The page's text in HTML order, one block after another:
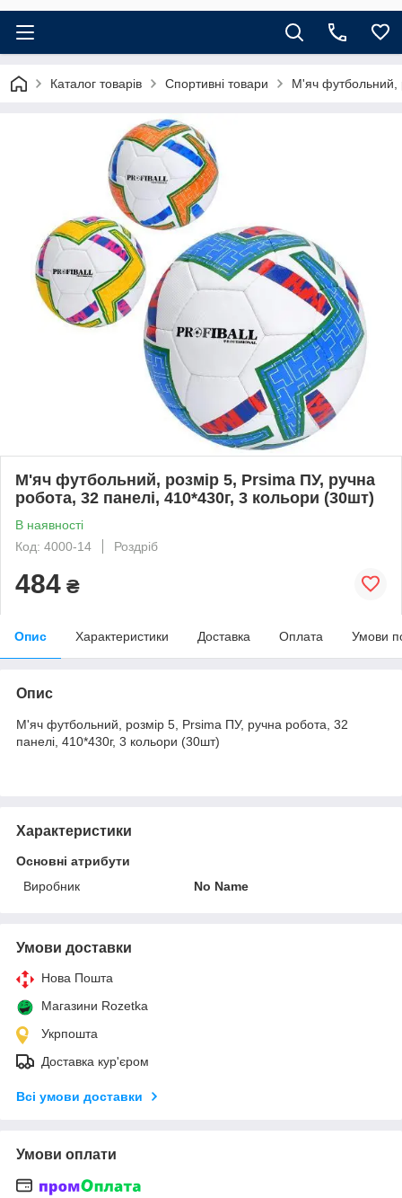
Каталог товарів Спортивні товари М'яч футбольний,
М'яч футбольний, розмір 5, Prsima ПУ, ручна
робота, 32 панелі, 410*430г, 3 кольори (30шт)
В наявності
Код: 4000-14
Роздріб
484 ₴
Опис Характеристики Доставка Оплата Умови
Опис
М'яч футбольний, розмір 5, Prsima ПУ, ручна робота, 32
панелі, 410*430г, 3 кольори (30шт)
Характеристики
Основні атрибути
Виробник
No Name
Умови доставки
Нова Пошта
Магазини Rozetka
Укрпошта
Доставка кур'єром
Всі умови доставки
Умови оплати